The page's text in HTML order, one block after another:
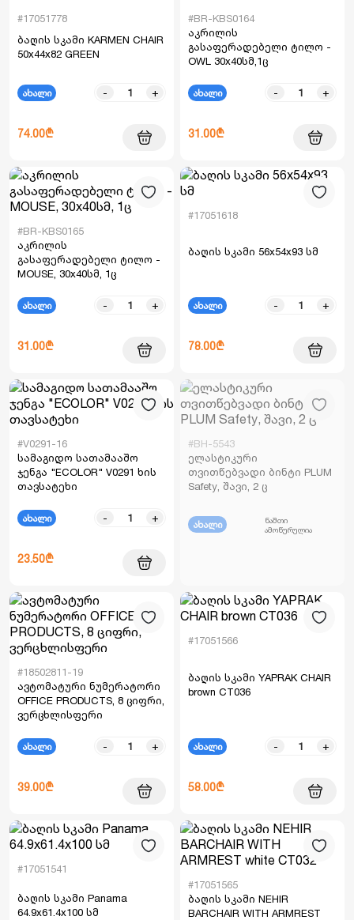
#17051778
ბაღის სკამი KARMEN CHAIR
50x44x82 GREEN
ახალი - +
74.00₾
#BR-KBS0164
აკრილის
გასაფერადებელი ტილო -
OWL 30x40სმ,1ც
ახალი - +
31.00₾
#BR-KBS0165
აკრილის
გასაფერადებელი ტილო -
MOUSE, 30x40სმ, 1ც
ახალი - +
31.00₾
#17051618
ბაღის სკამი 56x54x93 სმ
ახალი - +
78.00₾
#V0291-16
სამაგიდო სათამააშო
ჯენგა "ECOLOR" V0291 ხის
თავსატეხი
ახალი - +
23.50₾
#BH-5543
ელასტიკური
თვითწებვადი ბინტი PLUM
Safety, შავი, 2 ც
ახალი
ნაშთი
ამოწურულია
#18502811-19
ავტომატური ნუმერატორი
OFFICE PRODUCTS, 8 ციფრი,
ვერცხლისფერი
ახალი - +
39.00₾
#17051566
ბაღის სკამი YAPRAK CHAIR
brown CT036
ახალი - +
58.00₾
#17051541
ბაღის სკამი Panama
64.9x61.4x100 სმ
#17051565
ბაღის სკამი NEHIR
BARCHAIR WITH ARMREST